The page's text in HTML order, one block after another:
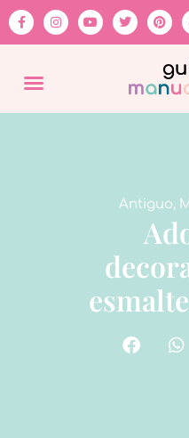
Antiguo,